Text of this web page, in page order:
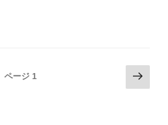
ページ 1
次
の